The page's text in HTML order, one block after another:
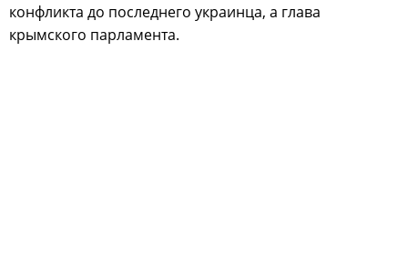
конфликта до последнего украинца, а глава
крымского парламента.